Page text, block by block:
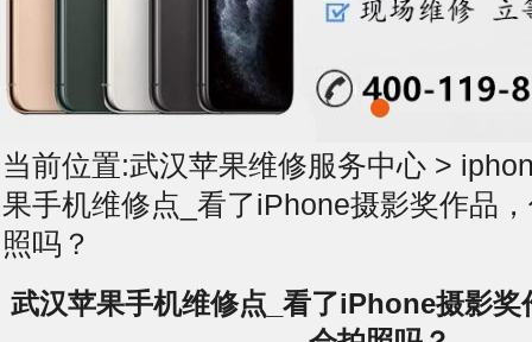
当前位置:武汉苹果维修服务中心 >
果手机维修点_看了iPhone摄影奖作品
照吗？
武汉苹果手机维修点_看了iPhone摄影奖